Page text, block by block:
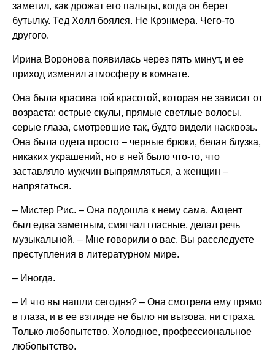
заметил, как дрожат его пальцы, когда он берет
бутылку. Тед Холл боялся. Не Крэнмера. Чего-то
другого.
Ирина Воронова появилась через пять минут, и ее
приход изменил атмосферу в комнате.
Она была красива той красотой, которая не зависит от
возраста: острые скулы, прямые светлые волосы,
серые глаза, смотревшие так, будто видели насквозь.
Она была одета просто – черные брюки, белая блузка,
никаких украшений, но в ней было что-то, что
заставляло мужчин выпрямляться, а женщин –
напрягаться.
– Мистер Рис. – Она подошла к нему сама. Акцент
был едва заметным, смягчал гласные, делал речь
музыкальной. – Мне говорили о вас. Вы расследуете
преступления в литературном мире.
– Иногда.
– И что вы нашли сегодня? – Она смотрела ему прямо
в глаза, и в ее взгляде не было ни вызова, ни страха.
Только любопытство. Холодное, профессиональное
любопытство.